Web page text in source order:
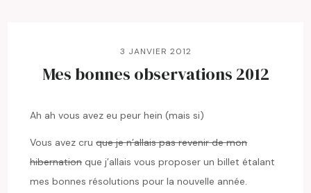
3 JANVIER 2012
Mes bonnes observations 2012
Ah ah vous avez eu peur hein (mais si)
Vous avez cruque je n’allais pas revenir de mon
hibernationque j’allais vous proposer un billet étalant
mes bonnes résolutions pour la nouvelle année.